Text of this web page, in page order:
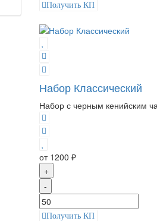
Получить КП
Набор Классический
Набор с черным кенийским
от 1200 ₽
+
-
Получить КП